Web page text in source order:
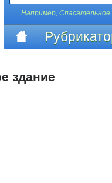
Например, Спасательное
здание